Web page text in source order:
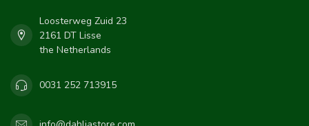
Loosterweg Zuid 23
2161 DT Lisse
the Netherlands
0031 252 713915